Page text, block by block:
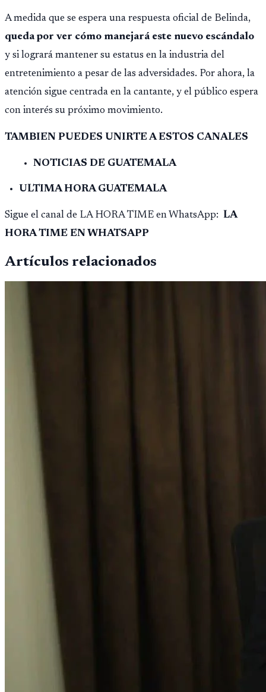
ilícita, terrorismo y sedición.
A medida que se espera una respuesta oficial de Belinda,
queda por ver cómo manejará este nuevo escándalo
y si logrará mantener su estatus en la industria del
entretenimiento a pesar de las adversidades. Por ahora, la
atención sigue centrada en la cantante, y el público espera
con interés su próximo movimiento.
TAMBIEN PUEDES UNIRTE A ESTOS CANALES
NOTICIAS DE GUATEMALA
ULTIMA HORA GUATEMALA
Sigue el canal de LA HORA TIME en WhatsApp: LA
HORA TIME EN WHATSAPP
Artículos relacionados